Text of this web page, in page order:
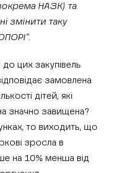
НАЗК) та
змінити таку
цих закупівель
замовлена
дітей, які
значно завищена?
то виходить, що
зросла в
на 10% менша від